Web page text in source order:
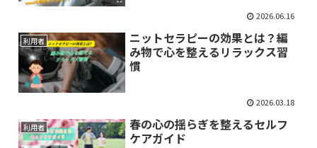
2026.06.16
利用者
ニットセラピーの効果とは？編
み物で心を整えるリラックス習
慣
2026.03.18
利用者
春の心の揺らぎを整えるセルフ
ケアガイド